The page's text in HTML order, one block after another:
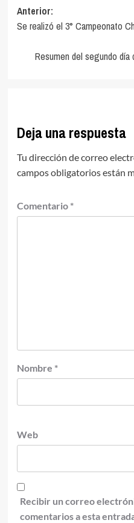
Navegación
de
entradas
Anterior:
Se realizó el 3° Campeonato
Resumen del segundo
Deja una respuesta
Tu dirección de correo
campos obligatorios están
Comentario *
Nombre *
Web
Recibir un correo
comentarios a esta